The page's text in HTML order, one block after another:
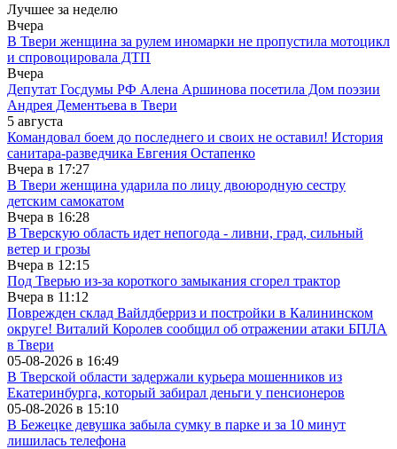
Лучшее за неделю
Вчера
В Твери женщина за рулем иномарки не пропустила мотоцикл
и спровоцировала ДТП
Вчера
Депутат Госдумы РФ Алена Аршинова посетила Дом поэзии
Андрея Дементьева в Твери
5 августа
Командовал боем до последнего и своих не оставил! История
санитара-разведчика Евгения Остапенко
Вчера в 17:27
В Твери женщина ударила по лицу двоюродную сестру
детским самокатом
Вчера в 16:28
В Тверскую область идет непогода - ливни, град, сильный
ветер и грозы
Вчера в 12:15
Под Тверью из-за короткого замыкания сгорел трактор
Вчера в 11:12
Поврежден склад Вайлдберриз и постройки в Калининском
округе! Виталий Королев сообщил об отражении атаки БПЛА
в Твери
05-08-2026 в 16:49
В Тверской области задержали курьера мошенников из
Екатеринбурга, который забирал деньги у пенсионеров
05-08-2026 в 15:10
В Бежецке девушка забыла сумку в парке и за 10 минут
лишилась телефона